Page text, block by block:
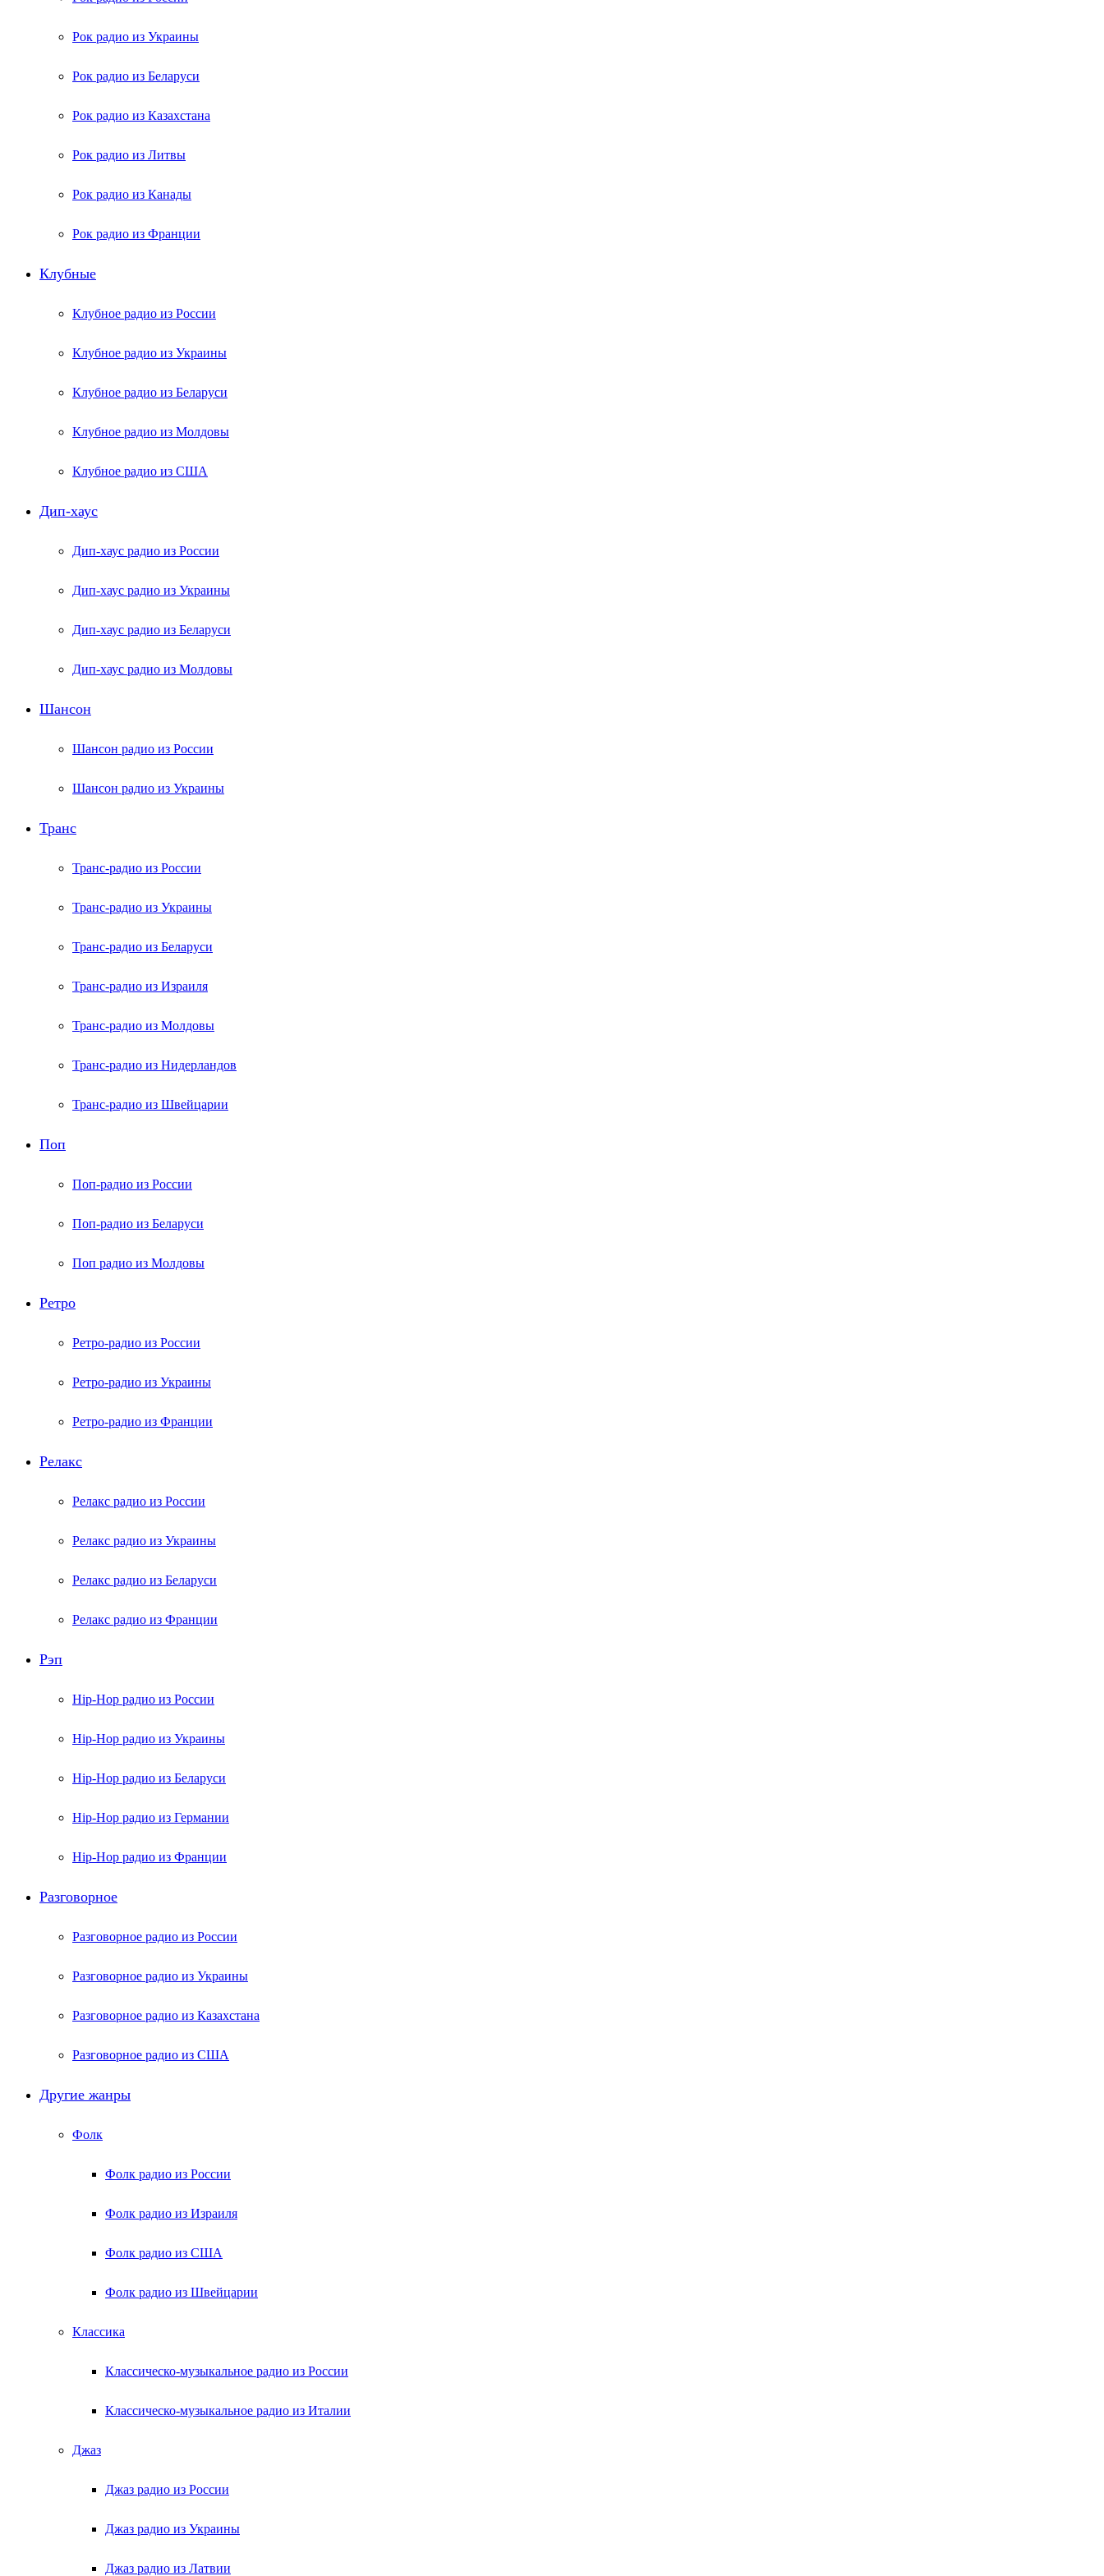
Рок радио из Украины
Рок радио из Беларуси
Рок радио из Казахстана
Рок радио из Литвы
Рок радио из Канады
Рок радио из Франции
Клубные
Клубное радио из России
Клубное радио из Украины
Клубное радио из Беларуси
Клубное радио из Молдовы
Клубное радио из США
Дип-хаус
Дип-хаус радио из России
Дип-хаус радио из Украины
Дип-хаус радио из Беларуси
Дип-хаус радио из Молдовы
Шансон
Шансон радио из России
Шансон радио из Украины
Транс
Транс-радио из России
Транс-радио из Украины
Транс-радио из Беларуси
Транс-радио из Израиля
Транс-радио из Молдовы
Транс-радио из Нидерландов
Транс-радио из Швейцарии
Поп
Поп-радио из России
Поп-радио из Беларуси
Поп радио из Молдовы
Ретро
Ретро-радио из России
Ретро-радио из Украины
Ретро-радио из Франции
Релакс
Релакс радио из России
Релакс радио из Украины
Релакс радио из Беларуси
Релакс радио из Франции
Рэп
Hip-Hop радио из России
Hip-Hop радио из Украины
Hip-Hop радио из Беларуси
Hip-Hop радио из Германии
Hip-Hop радио из Франции
Разговорное
Разговорное радио из России
Разговорное радио из Украины
Разговорное радио из Казахстана
Разговорное радио из США
Другие жанры
Фолк
Фолк радио из России
Фолк радио из Израиля
Фолк радио из США
Фолк радио из Швейцарии
Классика
Классическо-музыкальное радио из России
Классическо-музыкальное радио из Италии
Джаз
Джаз радио из России
Джаз радио из Украины
Джаз радио из Латвии